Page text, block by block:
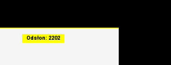
Odsłon: 2202